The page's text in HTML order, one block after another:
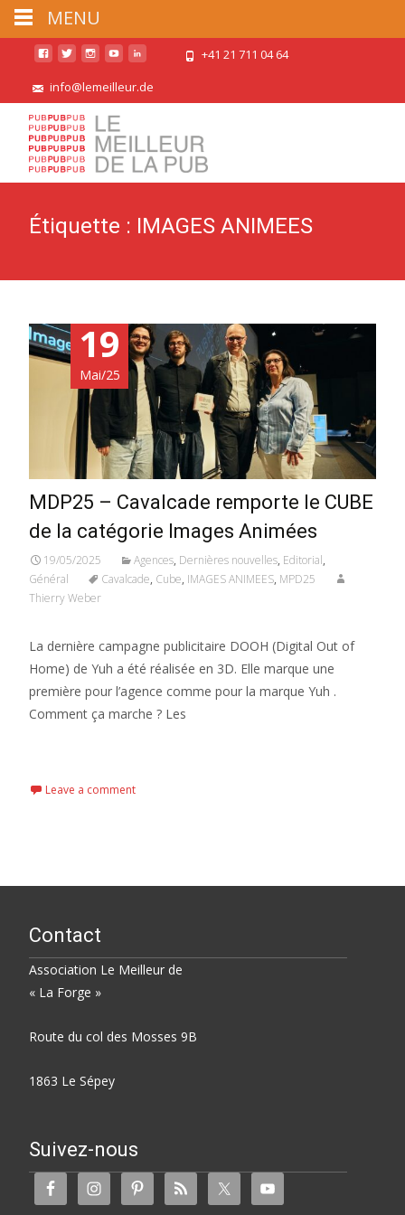
+41 21 711 04 64
info@lemeilleur.de
Étiquette : IMAGES ANIMEES
19
Mai/25
MDP25 – Cavalcade remporte le CUBE
de la catégorie Images Animées
19/05/2025 Agences, Dernières nouvelles, Editorial,
Général
Cavalcade, Cube, IMAGES ANIMEES, MPD25
Thierry Weber
La dernière campagne publicitaire DOOH (Digital Out of
Home) de Yuh a été réalisée en 3D. Elle marque une
première pour l’agence comme pour la marque Yuh .
Comment ça marche ? Les
Leave a comment
Contact
Association Le Meilleur de
« La Forge »
Route du col des Mosses 9B
1863 Le Sépey
Suivez-nous
MENU